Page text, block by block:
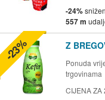
-24%
557 m
Z
Ponuda
trgovinama
CIJENA ZA
-23%